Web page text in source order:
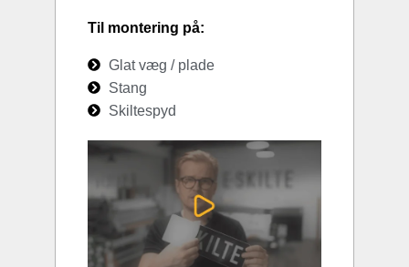
Til montering på:
Glat væg / plade
Stang
Skiltespyd